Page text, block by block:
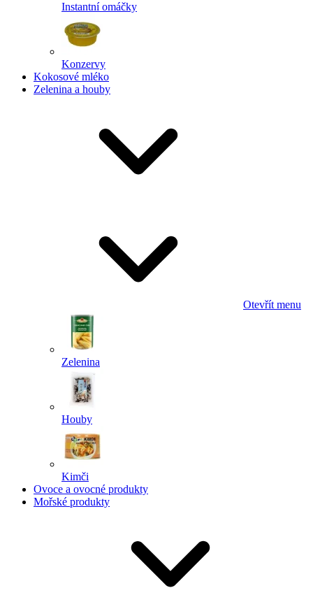
Instantní omáčky
Konzervy
Kokosové mléko
Zelenina a houby
Otevřít menu
Zelenina
Houby
Kimči
Ovoce a ovocné produkty
Mořské produkty